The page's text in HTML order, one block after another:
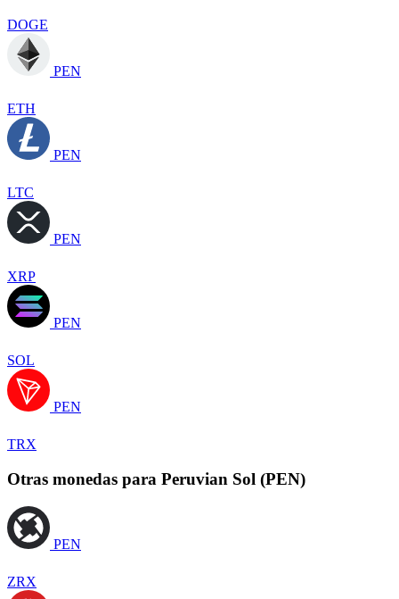
DOGE
PEN
ETH
PEN
LTC
PEN
XRP
PEN
SOL
PEN
TRX
Otras monedas para Peruvian Sol (PEN)
PEN
ZRX